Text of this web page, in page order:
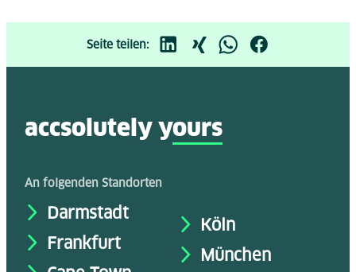
Seite teilen:
accsolutely yours
An folgenden Standorten
Darmstadt
Frankfurt
Köln
München